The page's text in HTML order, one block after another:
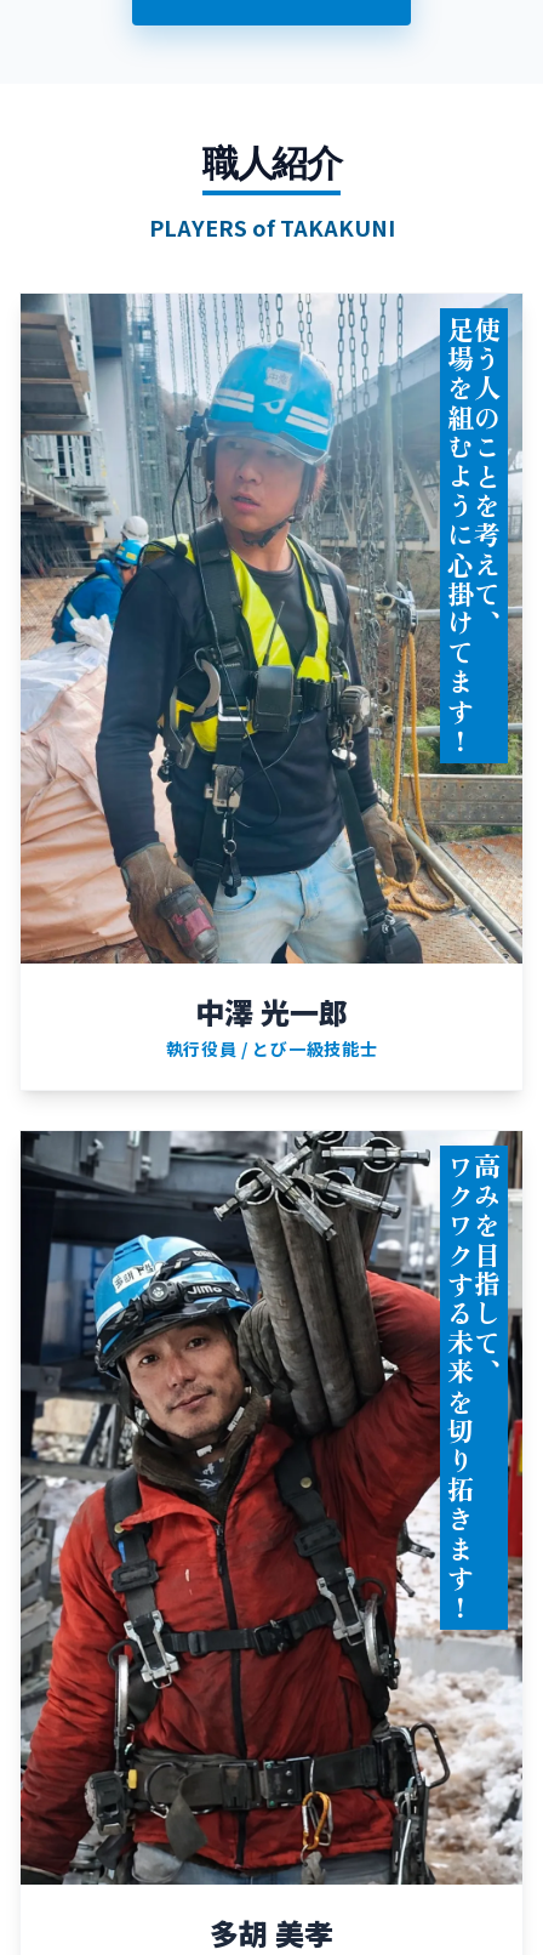
職人紹介
PLAYERS of TAKAKUNI
使
う
人
の
こ
と
を
考
え
て
、
足
場
を
組
む
よ
う
に
心
掛
け
ま
す
！
中澤 光一郎
執行役員 / とび一級技能士
高
み
を
目
指
し
て
、
ワ
ク
ワ
ク
す
る
未
来
切
り
拓
き
ま
す
！
多胡 美孝